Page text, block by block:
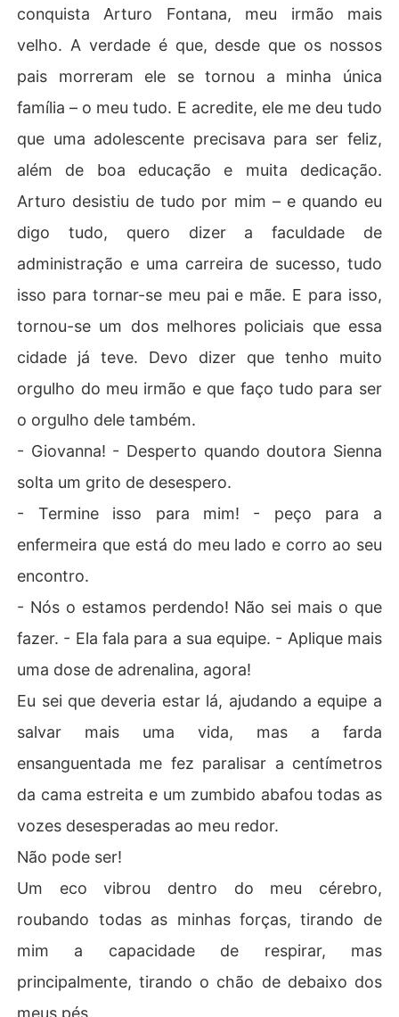
E quando Virna toca o rosto de Constantino - não com
eira vez, alguém o enxerga além das cicatrizes.
Entre segredos, perigos, proteção obsessiva e um desej
oibida e arrebatadora.
Porque às vezes...
E nem toda fera quer ser salva - algumas só precisam s
er tocadas.
conquista Arturo Fontana, meu irmão mais
velho. A verdade é que, desde que os nossos
pais morreram ele se tornou a minha única
família – o meu tudo. E acredite, ele me deu tudo
que uma adolescente precisava para ser feliz,
além de boa educação e muita dedicação.
Arturo desistiu de tudo por mim – e quando eu
digo tudo, quero dizer a faculdade de
administração e uma carreira de sucesso, tudo
isso para tornar-se meu pai e mãe. E para isso,
tornou-se um dos melhores policiais que essa
cidade já teve. Devo dizer que tenho muito
orgulho do meu irmão e que faço tudo para ser
o orgulho dele também.
- Giovanna! - Desperto quando doutora Sienna
solta um grito de desespero.
- Termine isso para mim! - peço para a
enfermeira que está do meu lado e corro ao seu
encontro.
- Nós o estamos perdendo! Não sei mais o que
fazer. - Ela fala para a sua equipe. - Aplique mais
uma dose de adrenalina, agora!
Eu sei que deveria estar lá, ajudando a equipe a
salvar mais uma vida, mas a farda
ensanguentada me fez paralisar a centímetros
da cama estreita e um zumbido abafou todas as
vozes desesperadas ao meu redor.
Não pode ser!
Um eco vibrou dentro do meu cérebro,
roubando todas as minhas forças, tirando de
mim a capacidade de respirar, mas
principalmente, tirando o chão de debaixo dos
meus pés.